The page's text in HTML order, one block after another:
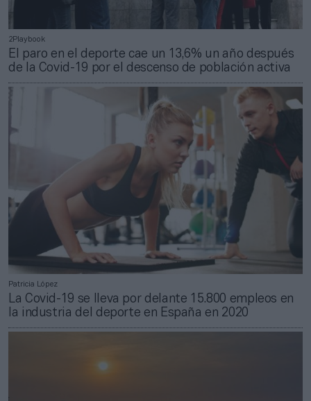
2Playbook
El paro en el deporte cae un 13,6% un año después
de la Covid-19 por el descenso de población activa
Patricia López
La Covid-19 se lleva por delante 15.800 empleos en
la industria del deporte en España en 2020